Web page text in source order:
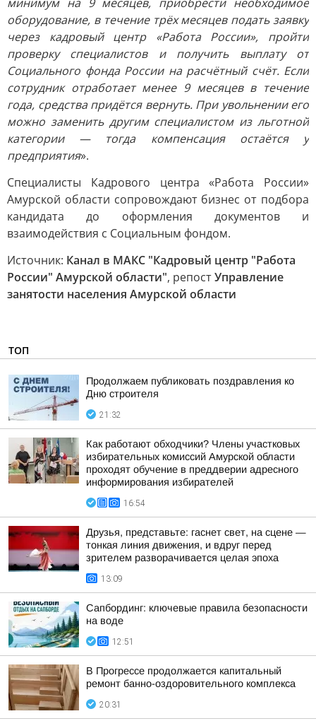
оборудование, в течение трёх месяцев подать заявку
через кадровый центр «Работа России», пройти
проверку специалистов и получить выплату от
Социального фонда России на расчётный счёт. Если
сотрудник отработает менее 9 месяцев в течение
года, средства придётся вернуть. При увольнении его
можно заменить другим специалистом из льготной
категории — тогда компенсация остаётся у
предприятия».
Специалисты Кадрового центра «Работа России»
Амурской области сопровождают бизнес от подбора
кандидата до оформления документов и
взаимодействия с Социальным фондом.
Источник: Канал в МАКС "Кадровый центр "Работа
России" Амурской области", репостУправление
занятости населения Амурской области
ТОП
Продолжаем публиковать поздравления ко
Дню строителя
21:32
Как работают обходчики? Члены участковых
избирательных комиссий Амурской области
проходят обучение в преддверии адресного
информирования избирателей
16:54
Друзья, представьте: гаснет свет, на сцене —
тонкая линия движения, и вдруг перед
зрителем разворачивается целая эпоха
13:09
Сапбординг: ключевые правила безопасности
на воде
12:51
В Прогрессе продолжается капитальный
ремонт банно-оздоровительного комплекса
20:31